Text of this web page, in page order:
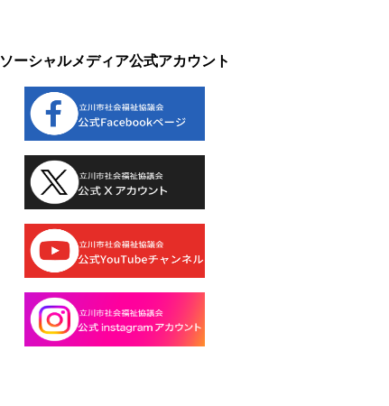
ソーシャルメディア公式アカウント